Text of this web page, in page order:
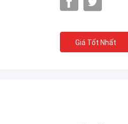
Giá Tốt Nhất